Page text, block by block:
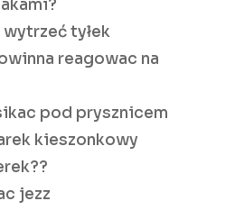
wytrzeć tyłek
reagowac na
pod prysznicem
kieszonkowy
jezz